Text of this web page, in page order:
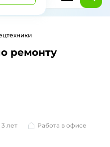
ремонту
3 лет
Работа в офисе